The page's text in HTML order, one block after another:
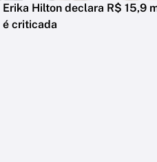
Erika Hilton declara R$ 15,9
é criticada